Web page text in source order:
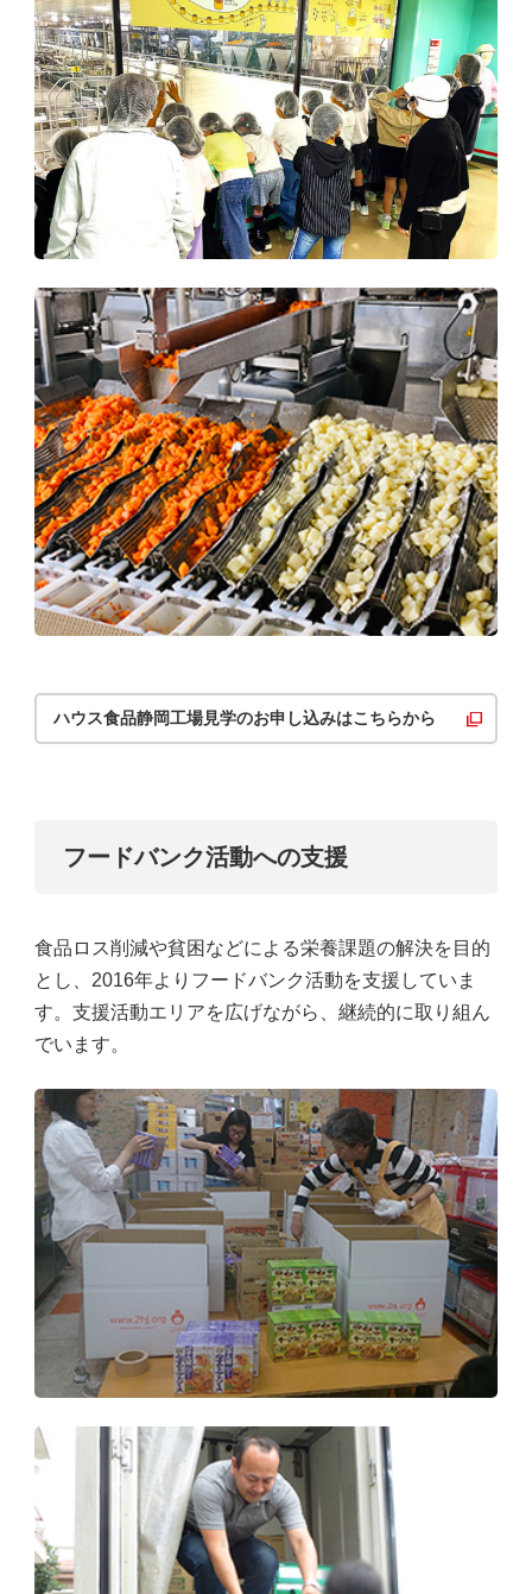
ハウス食品静岡工場見学のお申し込みはこちらから
フードバンク活動への支援
食品ロス削減や貧困などによる栄養課題の解決を目的
とし、2016年よりフードバンク活動を支援していま
す。支援活動エリアを広げながら、継続的に取り組ん
でいます。